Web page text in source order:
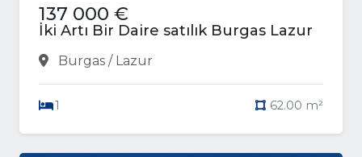
137 000 €
İki Artı Bir Daire satılık Burgas Lazur
Burgas / Lazur
1 62.00 m²